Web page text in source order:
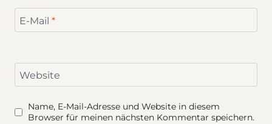
E-Mail *
Website
Name, E-Mail-Adresse und Website in diesem
Browser für meinen nächsten Kommentar speichern.